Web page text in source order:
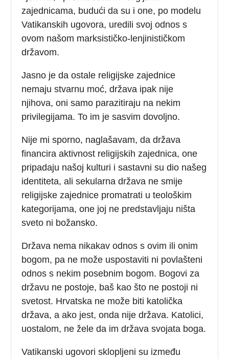
zajednicama, budući da su i one, po modelu
Vatikanskih ugovora, uredili svoj odnos s
ovom našom marksističko-lenjinističkom
državom.
Jasno je da ostale religijske zajednice
nemaju stvarnu moć, država ipak nije
njihova, oni samo parazitiraju na nekim
privilegijama. To im je sasvim dovoljno.
Nije mi sporno, naglašavam, da država
financira aktivnost religijskih zajednica, one
pripadaju našoj kulturi i sastavni su dio našeg
identiteta, ali sekularna država ne smije
religijske zajednice promatrati u teološkim
kategorijama, one joj ne predstavljaju ništa
sveto ni božansko.
Država nema nikakav odnos s ovim ili onim
bogom, pa ne može uspostaviti ni povlašteni
odnos s nekim posebnim bogom. Bogovi za
državu ne postoje, baš kao što ne postoji ni
svetost. Hrvatska ne može biti katolička
država, a ako jest, onda nije država. Katolici,
uostalom, ne žele da im država svojata boga.
Vatikanski ugovori sklopljeni su između